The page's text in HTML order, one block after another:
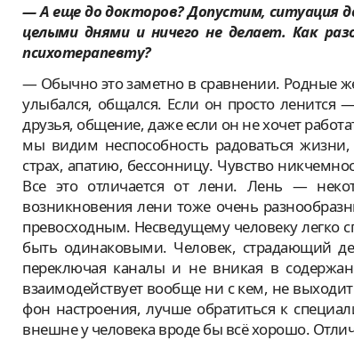
— А еще до докторов? Допустим, ситуация
целыми днями и ничего не делает. Как
психотерапевту?
— Обычно это заметно в сравнении. Родные
улыбался, общался. Если он просто ленится
друзья, общение, даже если он не хочет
мы видим неспособность радоваться
страх, апатию, бессонницу. Чувство
Все это отличается от лени. Лень —
возникновения лени тоже очень
превосходным. Несведущему человеку легко
быть одинаковыми. Человек, страдающий
переключая каналы и не вникая в
взаимодействует вообще ни с кем, не
фон настроения, лучше обратиться к
внешне у человека вроде бы всё хорошо.